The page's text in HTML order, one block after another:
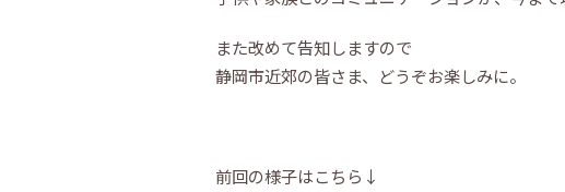
また改めて告知しますので
静岡市近郊の皆さま、どうぞお楽しみに。
前回の様子はこちら↓